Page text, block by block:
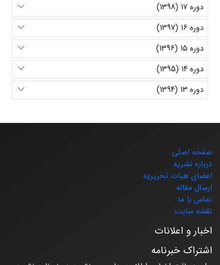
دوره 17 (1398)
دوره 16 (1397)
دوره 15 (1396)
دوره 14 (1395)
دوره 13 (1394)
صفحه اصلی
درباره نشریه
اعضای هیات تحریریه
ارسال مقاله
تماس با ما
نقشه سایت
اخبار و اعلانات
اشتراک خبرنامه